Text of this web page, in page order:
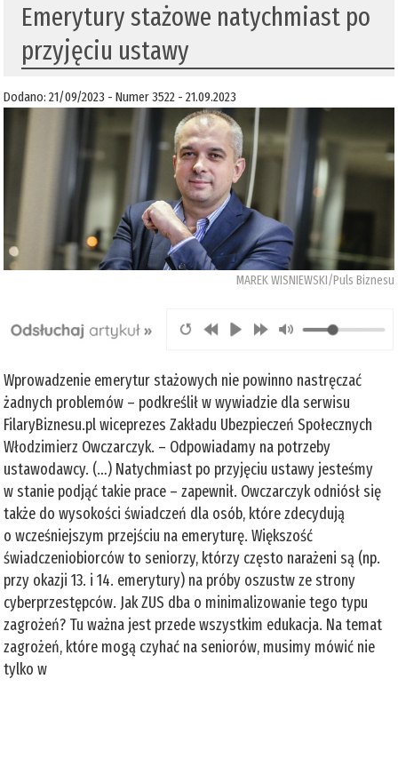
Emerytury stażowe natychmiast po
przyjęciu ustawy
Dodano: 21/09/2023 - Numer 3522 - 21.09.2023
MAREK WISNIEWSKI/Puls Biznesu
Wprowadzenie emerytur stażowych nie powinno nastręczać
żadnych problemów – podkreślił w wywiadzie dla serwisu
FilaryBiznesu.pl wiceprezes Zakładu Ubezpieczeń Społecznych
Włodzimierz Owczarczyk. – Odpowiadamy na potrzeby
ustawodawcy. (…) Natychmiast po przyjęciu ustawy jesteśmy
w stanie podjąć takie prace – zapewnił. Owczarczyk odniósł się
także do wysokości świadczeń dla osób, które zdecydują
o wcześniejszym przejściu na emeryturę. Większość
świadczeniobiorców to seniorzy, którzy często narażeni są (np.
przy okazji 13. i 14. emerytury) na próby oszustw ze strony
cyberprzestępców. Jak ZUS dba o minimalizowanie tego typu
zagrożeń? Tu ważna jest przede wszystkim edukacja. Na temat
zagrożeń, które mogą czyhać na seniorów, musimy mówić nie
tylko w